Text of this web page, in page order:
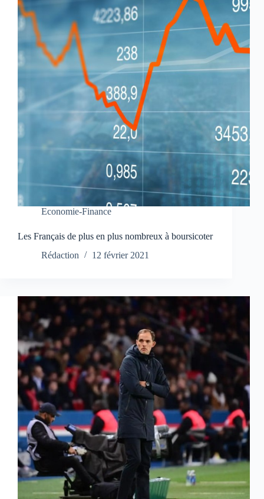
Economie-Finance
Les Français de plus en plus nombreux à boursicoter
Rédaction
12 février 2021